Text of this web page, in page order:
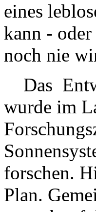
eines
kann -
noch nie
Das
wurde im
forschen.
Plan.